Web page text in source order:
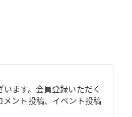
ます。会員登録いただく
ント投稿、イベント投稿